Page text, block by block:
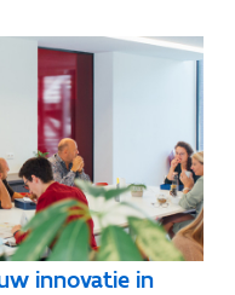
innovatie in